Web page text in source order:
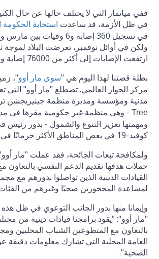
ففي ميانمار التي لا يختلف حالها عن حال
في ظل الأزمة، قد ساعدت استجابة الحكومة
في تسجيل 360 إصابة و6 وفيات
ولكن في أوائل نوفمبر، تعرضت البلاد لموجة
ارتفعت الإصابات إلى أكثر من 76000 إصابة ونحو 1700 وفاة.
بطلة قصتنا لهذا اليوم هي "سوي مار أوو"،
مركز الحوار العالمي. تضطلع "مار أوو" التي
مدنية ومؤسسة ومديرة منظمة جينيريجشن
Tree- وهي منظمة غير حكومية مقرها في
ومهمتها تعزيز التنوع والشمول - بدور رئيس
كوفيد-19 في بعض المناطق الأكثر حرمانًا في يانغون.
ولمكافحة تبعات الجائحة، فقد عملت "مار
حملات هدفها تقديم الدعم النفسي
القيادات الدينية الذين تواصلوا بدورهم مع
لمساعدة المحجورين صحيًا وغيرهم من
وإيمانا منها بدور الجانب التوعوي في ظل هذه
"مار أوو": "يقود برامجنا قيادات دينية من
بالتعاون مع المتطوعين الشباب المحليين
العامة المحلية التي تشارك معلومات دقيقة
الصحية".